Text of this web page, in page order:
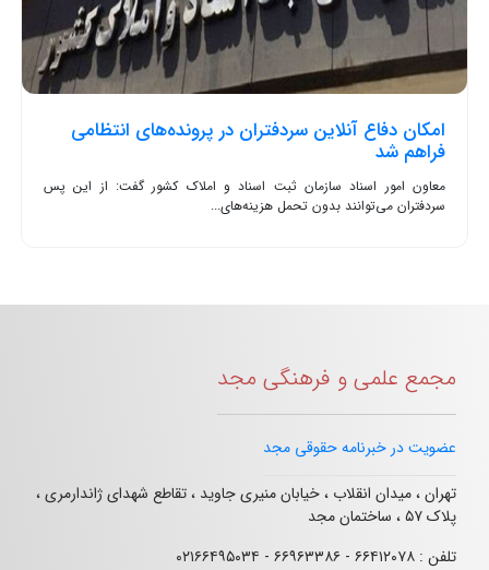
امکان دفاع آنلاین سردفتران در پرونده‌های انتظامی
فراهم شد
معاون امور اسناد سازمان ثبت اسناد و املاک کشور گفت: از این پس
سردفتران می‌توانند بدون تحمل هزینه‌های...
مجمع علمی و فرهنگی مجد
عضویت در خبرنامه حقوقی مجد
تهران ، میدان انقلاب ، خیابان منیری جاوید ، تقاطع شهدای ژاندارمری ،
پلاک ۵۷ ، ساختمان مجد
تلفن : ۶۶۴۱۲۰۷۸ - ۶۶۹۶۳۳۸۶ - ۰۲۱۶۶۴۹۵۰۳۴